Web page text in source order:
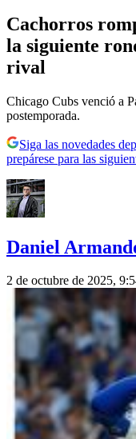
Cachorros
la siguiente
rival
Chicago Cubs venció a
postemporada.
Siga las novedades
prepárese para las
Daniel
2 de octubre de 2025,